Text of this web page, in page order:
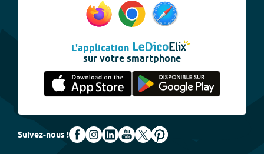
L'application
sur votre smartphone
Suivez-nous !